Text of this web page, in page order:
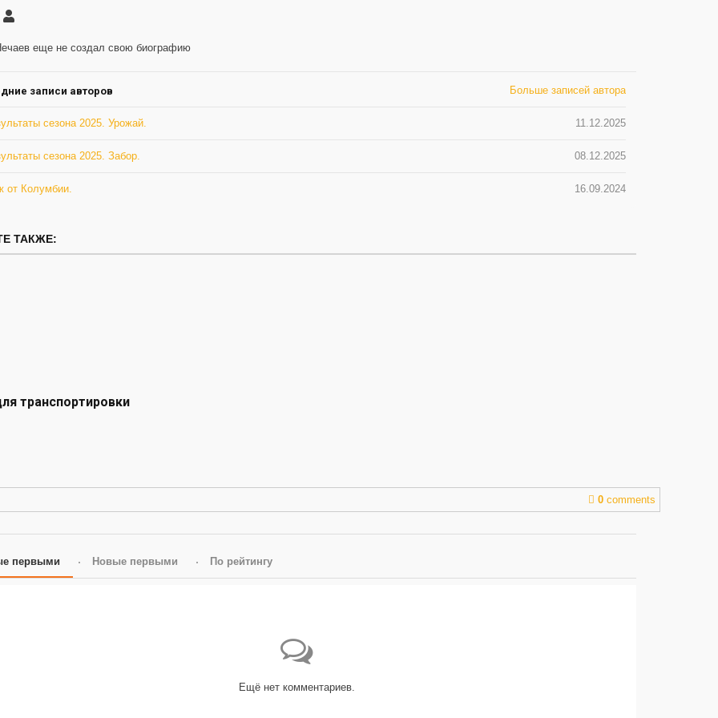
serg12
еще не создал свою биографию
записи авторов Больше записей автора
11.12.2025
сезона 2025. Урожай.
08.12.2025
сезона 2025. Забор.
16.09.2024
от Колумбии.
ТАКЖЕ:
транспортировки
0 comments
первыми Новые первыми По рейтингу
Ещё нет комментариев.